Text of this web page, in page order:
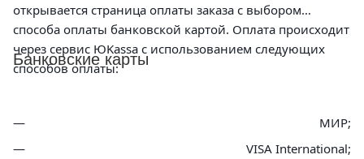
открывается страница оплаты заказа с выбором
способа оплаты банковской картой. Оплата происходит
через сервис ЮKassa с использованием следующих
способов оплаты:
Банковские карты
МИР;
VISA International;